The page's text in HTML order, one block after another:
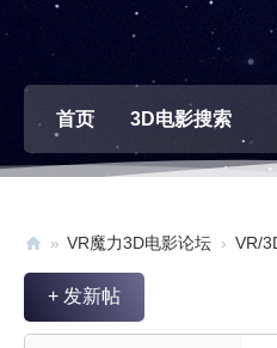
首页 3D电影搜索
V
» VR魔力3D电影论坛 › VR/
+ 发新帖